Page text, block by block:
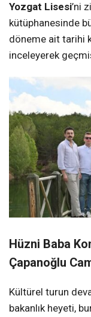
Yozgat Lisesi’ni
kütüphanesinde
döneme ait tarihi
inceleyerek
Hüzni Baba
Çapanoğlu
Kültürel turun
bakanlık heyeti,